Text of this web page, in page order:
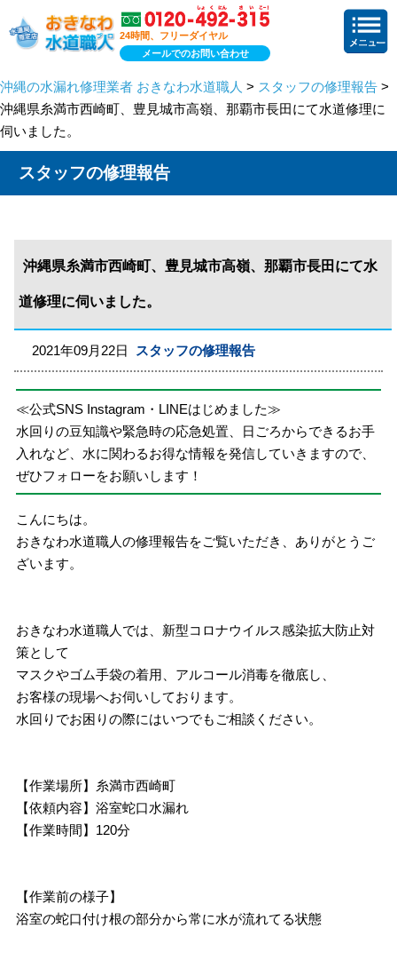
24時間、フリーダイヤル
メールでのお問い合わせ
沖縄の水漏れ修理業者 おきなわ水道職人 > スタッフの修理報告 >
沖縄県糸満市西崎町、豊見城市高嶺、那覇市長田にて水道修理に
伺いました。
スタッフの修理報告
沖縄県糸満市西崎町、豊見城市高嶺、那覇市長田にて水
道修理に伺いました。
2021年09月22日 スタッフの修理報告
≪公式SNS Instagram・LINEはじめました≫
水回りの豆知識や緊急時の応急処置、日ごろからできるお手
入れなど、水に関わるお得な情報を発信していきますので、
ぜひフォローをお願いします！
こんにちは。
おきなわ水道職人の修理報告をご覧いただき、ありがとうご
ざいます。
おきなわ水道職人では、新型コロナウイルス感染拡大防止対
策として
マスクやゴム手袋の着用、アルコール消毒を徹底し、
お客様の現場へお伺いしております。
水回りでお困りの際にはいつでもご相談ください。
【作業場所】糸満市西崎町
【依頼内容】浴室蛇口水漏れ
【作業時間】120分
【作業前の様子】
浴室の蛇口付け根の部分から常に水が流れてる状態